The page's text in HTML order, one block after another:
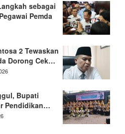
sebagai
Pemda
2 Tewaskan
Dorong Cek…
Bupati
Pendidikan…